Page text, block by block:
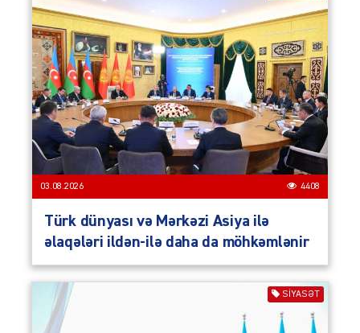
03.08.2026 4408
Türk dünyası və Mərkəzi Asiya ilə
əlaqələri ildən-ilə daha da möhkəmlənir
SIYASƏT